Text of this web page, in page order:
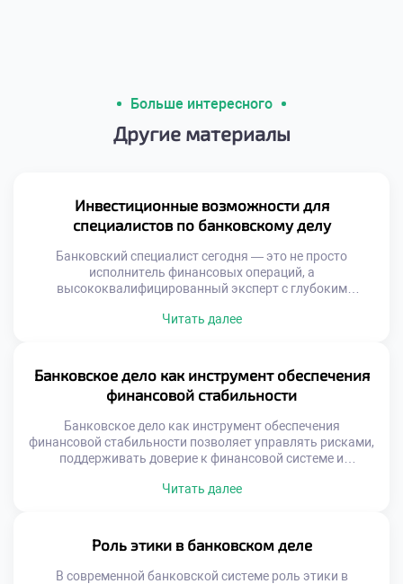
Больше интересного
Другие материалы
Инвестиционные возможности для
специалистов по банковскому делу
Банковский специалист сегодня — это не просто
исполнитель финансовых операций, а
высококвалифицированный эксперт с глубоким
анализа финансовых потоков. Такие знания открывают
кредитования, оценки ликвидности и анализа отчётности
позволяет ему уверенно ориентироваться в
инвестиционной среде. Это даёт возможность не […]
Читать далее
Банковское дело как инструмент обеспечения
финансовой стабильности
Банковское дело как инструмент обеспечения
финансовой стабильности позволяет управлять рисками,
поддерживать доверие к финансовой системе и
эффективной банковской структуры невозможно ни
хранения денег. Банки аккумулируют сбережения,
перераспределяют ресурсы и управляют ликвидностью.
Они создают условия для […]
Читать далее
Роль этики в банковском деле
В современной банковской системе роль этики в